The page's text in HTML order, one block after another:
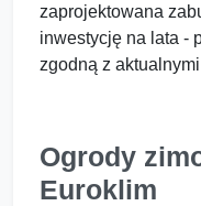
zaprojektowana
inwestycję na lata -
zgodną z
Ogrody
Euroklim